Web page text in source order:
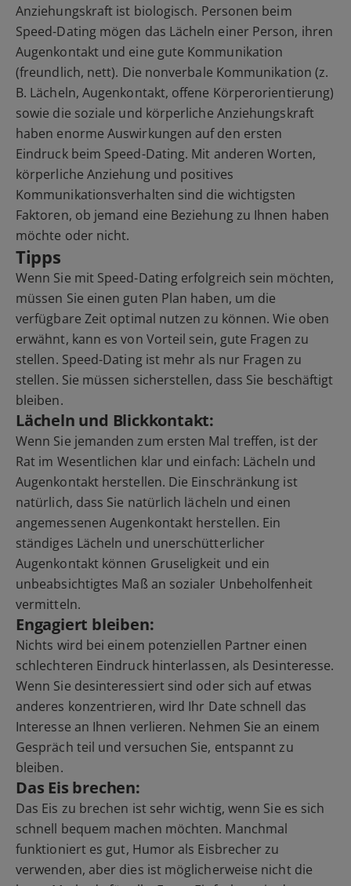
Anziehungskraft ist biologisch. Personen beim
Speed-Dating mögen das Lächeln einer Person, ihren
Augenkontakt und eine gute Kommunikation
(freundlich, nett). Die nonverbale Kommunikation (z.
B. Lächeln, Augenkontakt, offene Körperorientierung)
sowie die soziale und körperliche Anziehungskraft
haben enorme Auswirkungen auf den ersten
Eindruck beim Speed-Dating. Mit anderen Worten,
körperliche Anziehung und positives
Kommunikationsverhalten sind die wichtigsten
Faktoren, ob jemand eine Beziehung zu Ihnen haben
möchte oder nicht.
Tipps
Wenn Sie mit Speed-Dating erfolgreich sein möchten,
müssen Sie einen guten Plan haben, um die
verfügbare Zeit optimal nutzen zu können. Wie oben
erwähnt, kann es von Vorteil sein, gute Fragen zu
stellen. Speed-Dating ist mehr als nur Fragen zu
stellen. Sie müssen sicherstellen, dass Sie beschäftigt
bleiben.
Lächeln und Blickkontakt:
Wenn Sie jemanden zum ersten Mal treffen, ist der
Rat im Wesentlichen klar und einfach: Lächeln und
Augenkontakt herstellen. Die Einschränkung ist
natürlich, dass Sie natürlich lächeln und einen
angemessenen Augenkontakt herstellen. Ein
ständiges Lächeln und unerschütterlicher
Augenkontakt können Gruseligkeit und ein
unbeabsichtigtes Maß an sozialer Unbeholfenheit
vermitteln.
Engagiert bleiben:
Nichts wird bei einem potenziellen Partner einen
schlechteren Eindruck hinterlassen, als Desinteresse.
Wenn Sie desinteressiert sind oder sich auf etwas
anderes konzentrieren, wird Ihr Date schnell das
Interesse an Ihnen verlieren. Nehmen Sie an einem
Gespräch teil und versuchen Sie, entspannt zu
bleiben.
Das Eis brechen:
Das Eis zu brechen ist sehr wichtig, wenn Sie es sich
schnell bequem machen möchten. Manchmal
funktioniert es gut, Humor als Eisbrecher zu
verwenden, aber dies ist möglicherweise nicht die